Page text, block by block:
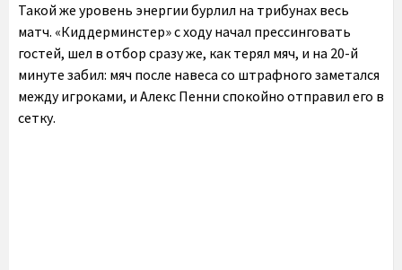
Такой же уровень энергии бурлил на трибунах весь
матч. «Киддерминстер» с ходу начал прессинговать
гостей, шел в отбор сразу же, как терял мяч, и на 20-й
минуте забил: мяч после навеса со штрафного заметался
между игроками, и Алекс Пенни спокойно отправил его в
сетку.